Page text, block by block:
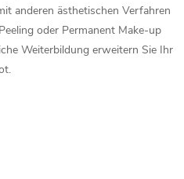
anderen ästhetischen Verfahren
oder Permanent Make-up
Weiterbildung erweitern Sie Ihr